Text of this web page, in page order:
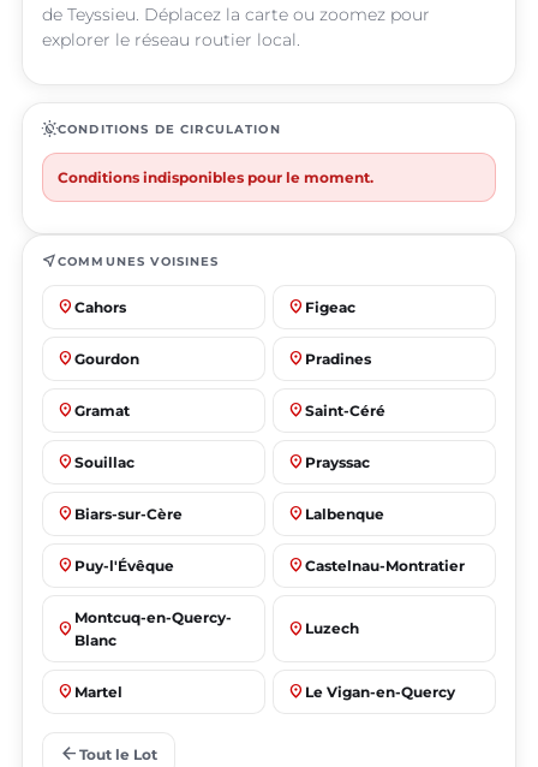
de Teyssieu. Déplacez la carte ou zoomez pour
explorer le réseau routier local.
routineCONDITIONS DE CIRCULATION
Conditions indisponibles pour le moment.
near_meCOMMUNES VOISINES
place Cahors place Figeac
place Gourdon place Pradines
place Gramat place Saint-Céré
place Souillac place Prayssac
place Biars-sur-Cère place Lalbenque
place Puy-l'Évêque place Castelnau-Montratier
place
Montcuq-en-Quercy-
Blanc
place Luzech
place Martel place Le Vigan-en-Quercy
place
arrow_back Tout le Lot